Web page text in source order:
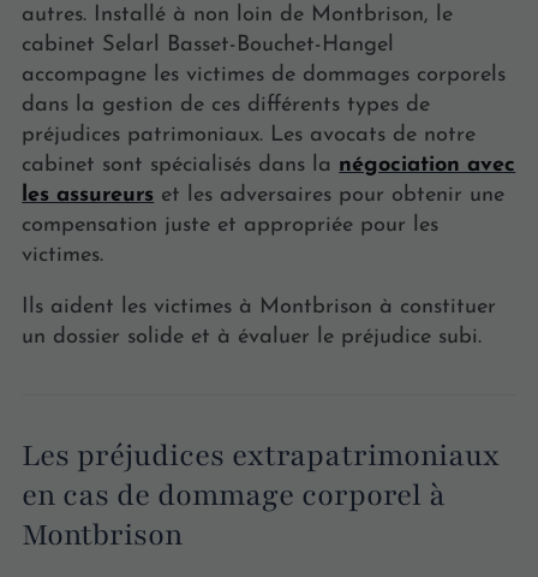
autres. Installé à non loin de Montbrison, le
cabinet Selarl Basset-Bouchet-Hangel
accompagne les victimes de dommages corporels
dans la gestion de ces différents types de
préjudices patrimoniaux. Les avocats de notre
cabinet sont spécialisés dans la négociation avec
les assureurs et les adversaires pour obtenir une
compensation juste et appropriée pour les
victimes.
Ils aident les victimes à Montbrison à constituer
un dossier solide et à évaluer le préjudice subi.
Les préjudices extrapatrimoniaux
en cas de dommage corporel à
Montbrison